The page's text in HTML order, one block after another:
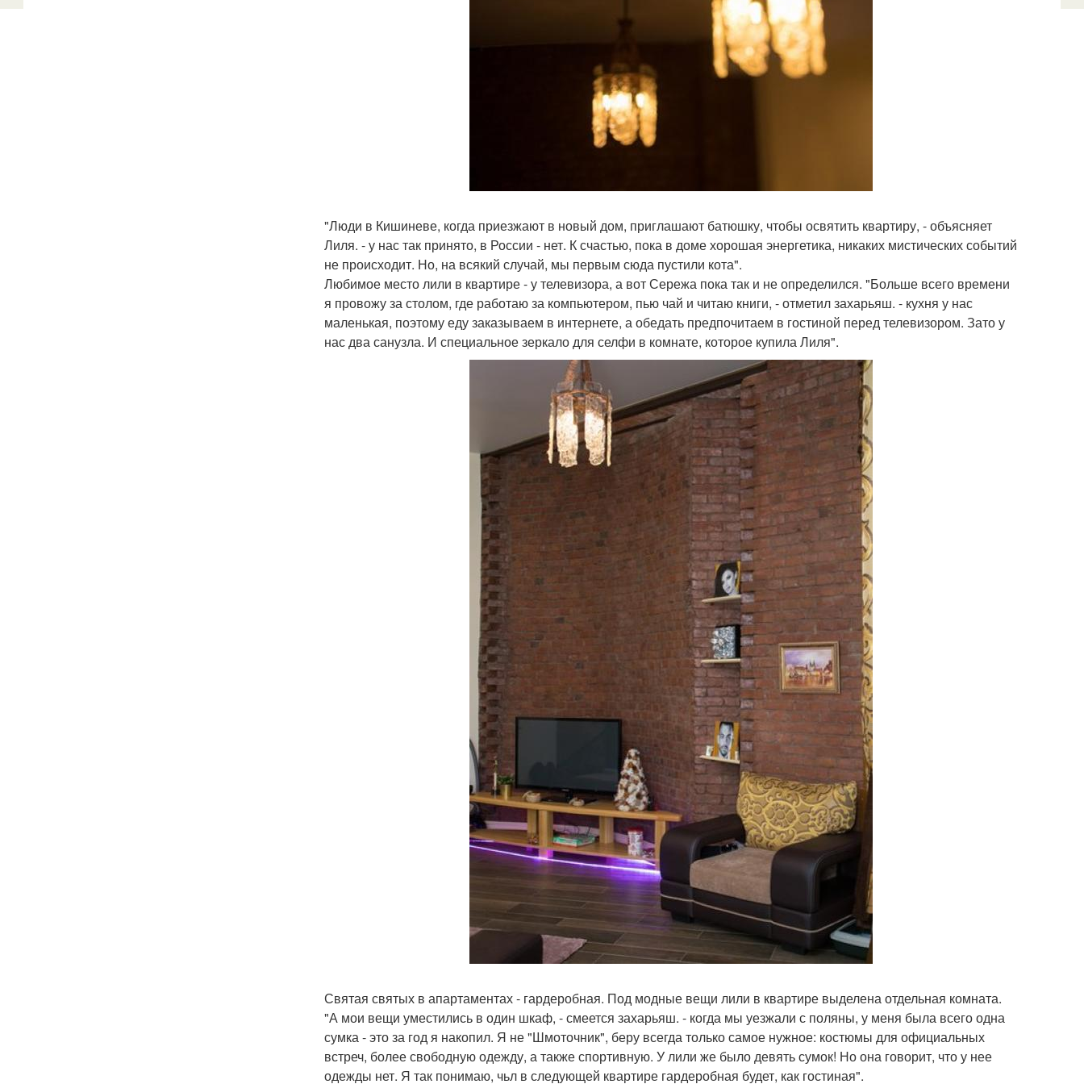
"Люди в Кишиневе, когда приезжают в новый дом, приглашают батюшку, чтобы освятить квартиру, - объясняет
Лиля. - у нас так принято, в России - нет. К счастью, пока в доме хорошая энергетика, никаких мистических событий
не происходит. Но, на всякий случай, мы первым сюда пустили кота".
Любимое место лили в квартире - у телевизора, а вот Сережа пока так и не определился. "Больше всего времени
я провожу за столом, где работаю за компьютером, пью чай и читаю книги, - отметил захарьяш. - кухня у нас
маленькая, поэтому еду заказываем в интернете, а обедать предпочитаем в гостиной перед телевизором. Зато у
нас два санузла. И специальное зеркало для селфи в комнате, которое купила Лиля".
Святая святых в апартаментах - гардеробная. Под модные вещи лили в квартире выделена отдельная комната.
"А мои вещи уместились в один шкаф, - смеется захарьяш. - когда мы уезжали с поляны, у меня была всего одна
сумка - это за год я накопил. Я не "Шмоточник", беру всегда только самое нужное: костюмы для официальных
встреч, более свободную одежду, а также спортивную. У лили же было девять сумок! Но она говорит, что у нее
одежды нет. Я так понимаю, чьл в следующей квартире гардеробная будет, как гостиная".